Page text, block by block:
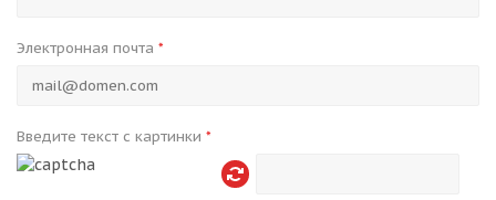
Электронная почта *
Введите текст с картинки *